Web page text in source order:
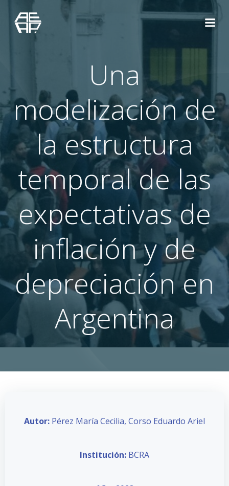
Una
modelización de
la estructura
temporal de las
expectativas de
inflación y de
depreciación en
Argentina
Autor: Pérez María Cecilia, Corso Eduardo Ariel
Institución: BCRA